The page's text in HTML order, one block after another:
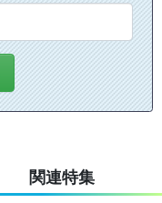
関連特集